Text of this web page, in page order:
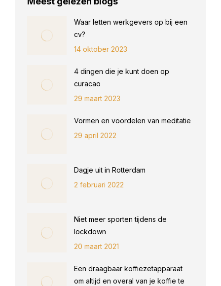
Waar letten werkgevers op bij een
cv?
14 oktober 2023
4 dingen die je kunt doen op
curacao
29 maart 2023
Vormen en voordelen van meditatie
29 april 2022
Dagje uit in Rotterdam
2 februari 2022
Niet meer sporten tijdens de
lockdown
20 maart 2021
Een draagbaar koffiezetapparaat
om altijd en overal van je koffie te